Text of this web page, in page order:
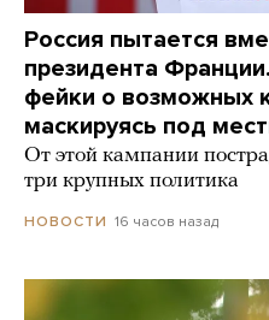
Россия пытается
президента
фейки о возможных
маскируясь под
От этой кампании
три крупных политика
НОВОСТИ 16 часов назад